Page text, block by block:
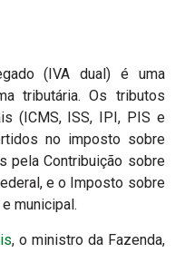
(IVA dual) é uma
tributária. Os tributos
(ICMS, ISS, IPI, PIS e
no imposto sobre
pela Contribuição sobre
e o Imposto sobre
municipal.
, o ministro da Fazenda,